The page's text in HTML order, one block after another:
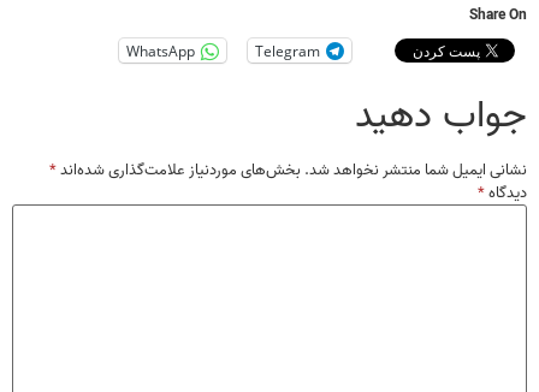
Share On
Telegram
WhatsApp
جواب دهید
نشانی ایمیل شما منتشر نخواهد شد.بخش‌های موردنیاز علامت‌گذاری شده‌اند*
دیدگاه*